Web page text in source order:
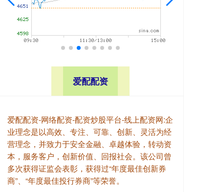
爱配配资
爱配配资-网络配资-配资炒股平台-线上配资网:企
业理念是以高效、专注、可靠、创新、灵活为经
营理念，并致力于安全金融、卓越体验，转动资
本，服务客户，创新价值、回报社会。该公司曾
多次获得证监会表彰，获得过“年度最佳创新券
商”、“年度最佳投行券商”等荣誉。